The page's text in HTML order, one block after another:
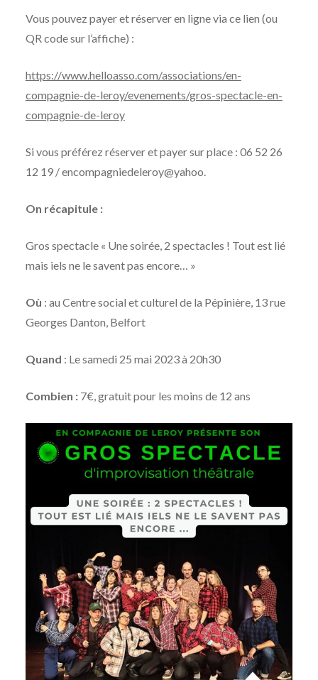
Vous pouvez payer et réserver en ligne via ce lien (ou
QR code sur l’affiche) :
https://www.helloasso.com/associations/en-
compagnie-de-leroy/evenements/gros-spectacle-en-
compagnie-de-leroy
Si vous préférez réserver et payer sur place : 06 52 26
12 19 / encompagniedeleroy@yahoo.
On récapitule :
Gros spectacle « Une soirée, 2 spectacles ! Tout est lié
mais iels ne le savent pas encore… »
Où : au Centre social et culturel de la Pépinière, 13 rue
Georges Danton, Belfort
Quand : Le samedi 25 mai 2023 à 20h30
Combien : 7€, gratuit pour les moins de 12 ans